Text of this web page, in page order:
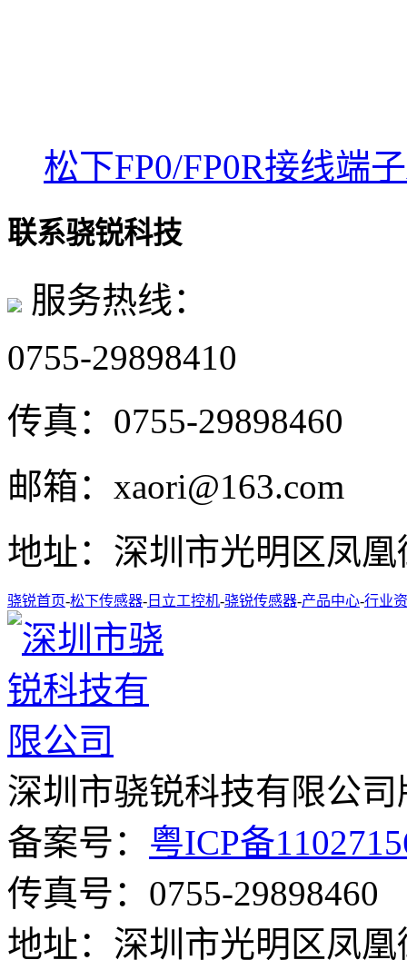
松下FP0/FP0R接线端
联系骁锐科技
服务热线：
0755-29898410
传真： 0755-29898460
邮箱： xaori@163.com
地址： 深圳市光明区凤
骁锐首页-松下传感器- 日立工控机-骁锐传感器-产品中心-行业
深圳市骁锐科技有限公司
备案号： 粤ICP备
传真号：0755-29898460
地址：深圳市光明区凤